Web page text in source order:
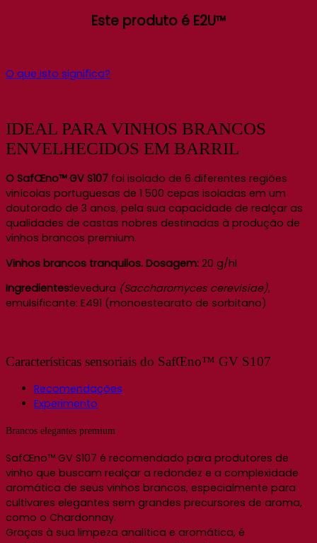
Este produto é E2U™
O que isto significa?
IDEAL PARA VINHOS BRANCOS
ENVELHECIDOS EM BARRIL
O SafŒno™ GV S107 foi isolado de 6 diferentes regiões
vinícolas portuguesas de 1.500 cepas isoladas em um
doutorado de 3 anos, pela sua capacidade de realçar as
qualidades de castas nobres destinadas à produção de
vinhos brancos premium.
Vinhos brancos tranquilos. Dosagem: 20 g/hl
Ingredientes:levedura (Saccharomyces cerevisiae),
emulsificante: E491 (monoestearato de sorbitano)
Características sensoriais do SafŒno™ GV S107
Recomendações
Experimento
Brancos elegantes premium
SafŒno™ GV S107 é recomendado para produtores de
vinho que buscam realçar a redondez e a complexidade
aromática de seus vinhos brancos, especialmente para
cultivares elegantes sem grandes precursores de aroma,
como o Chardonnay.
Graças à sua limpeza analítica e aromática, é